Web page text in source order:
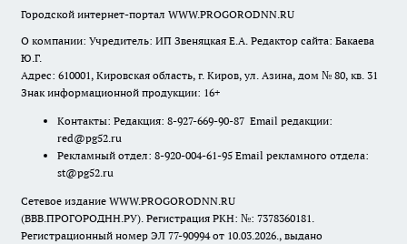
Городской интернет-портал WWW.PROGORODNN.RU
О компании: Учредитель: ИП Звеняцкая Е.А. Редактор сайта: Бакаева
Ю.Г.
Адрес: 610001, Кировская область, г. Киров, ул. Азина, дом № 80, кв. 31
Знак информационной продукции: 16+
Контакты: Редакция: 8-927-669-90-87 Email редакции:
red@pg52.ru
Рекламный отдел: 8-920-004-61-95 Email рекламного отдела:
st@pg52.ru
Сетевое издание WWW.PROGORODNN.RU
(ВВВ.ПРОГОРОДНН.РУ). Регистрация РКН: №: 7378360181.
Регистрационный номер ЭЛ 77-90994 от 10.03.2026., выдано